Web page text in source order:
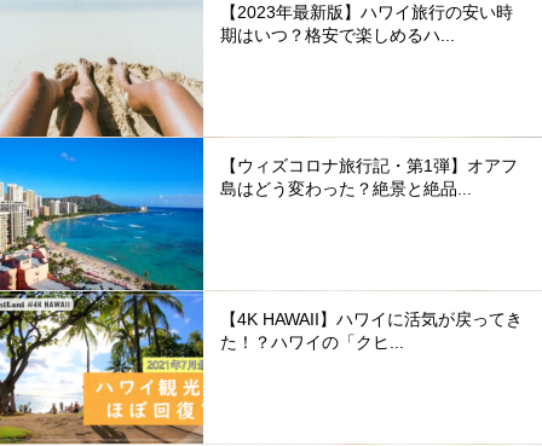
【2023年最新版】ハワイ旅行の安い時
期はいつ？格安で楽しめるハ...
【ウィズコロナ旅行記・第1弾】オアフ
島はどう変わった？絶景と絶品...
【4K HAWAII】ハワイに活気が戻ってき
た！？ハワイの「クヒ...